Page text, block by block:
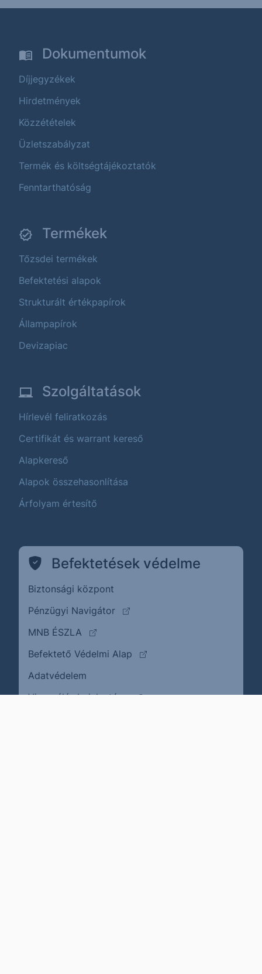
Dokumentumok
Díjjegyzékek
Hirdetmények
Közzétételek
Üzletszabályzat
Termék és költségtájékoztatók
Fenntarthatóság
Termékek
Tőzsdei termékek
Befektetési alapok
Strukturált értékpapírok
Állampapírok
Devizapiac
Szolgáltatások
Hírlevél feliratkozás
Certifikát és warrant kereső
Alapkereső
Alapok összehasonlítása
Árfolyam értesítő
Befektetések védelme
Biztonsági központ
Pénzügyi Navigátor
(külső oldalra ugrik)
MNB ÉSZLA
(külső oldalra ugrik)
Befektető Védelmi Alap
(külső oldalra ugrik)
Adatvédelem
Visszaélés bejelentése(külső oldalra ugrik)